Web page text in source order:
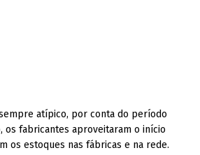
atípico, por conta do período
os fabricantes aproveitaram o início
os estoques nas fábricas e na rede.